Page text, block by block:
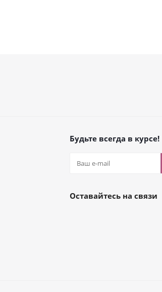
Будьте всегда в курсе!
Оставайтесь на связи